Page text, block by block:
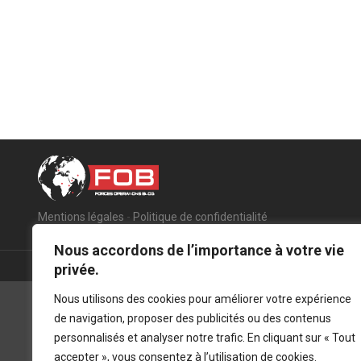
Nous accordons de l’importance à votre vie
privée.
Nous utilisons des cookies pour améliorer votre expérience
de navigation, proposer des publicités ou des contenus
personnalisés et analyser notre trafic. En cliquant sur « Tout
accepter », vous consentez à l’utilisation de cookies.
Mentions légales - Politique de confidentialité